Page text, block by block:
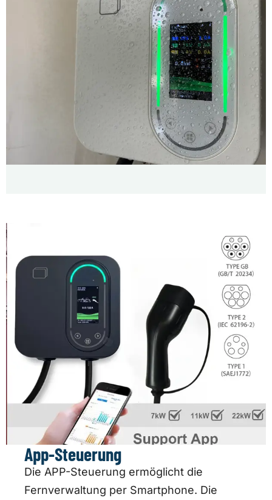
App-Steuerung
Die APP-Steuerung ermöglicht die
Fernverwaltung per Smartphone. Die